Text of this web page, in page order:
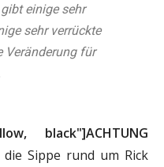
einige sehr
sehr verrückte
Veränderung für
black"]ACHTUNG
Sippe rund um Rick